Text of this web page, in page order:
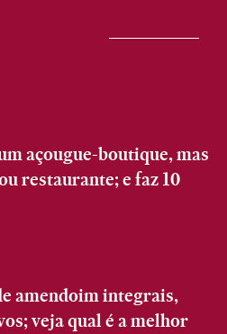
açougue-boutique, mas
restaurante; e faz 10
amendoim integrais,
veja qual é a melhor